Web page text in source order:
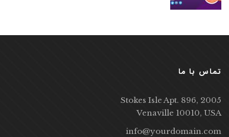
تماس با ما
2005 Stokes Isle Apt. 896,
Venaville 10010, USA
info@yourdomain.com